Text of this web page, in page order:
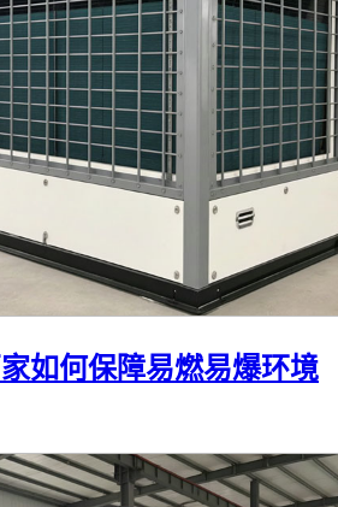
如何保障易燃易爆环境